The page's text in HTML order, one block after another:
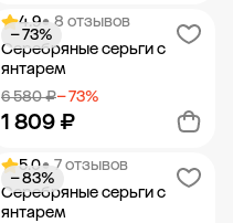
Добавить в корзину
4.9• 8 отзывов
Серебряные серьги с
янтарем
6 580 ₽− 73%
1 809 ₽
− 73%
Добавить в корзину
5.0• 7 отзывов
Серебряные серьги с
янтарем
− 83%